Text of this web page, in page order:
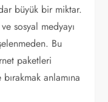
büyük bir miktar.
sosyal medyayı
Bu
paketleri
anlamına